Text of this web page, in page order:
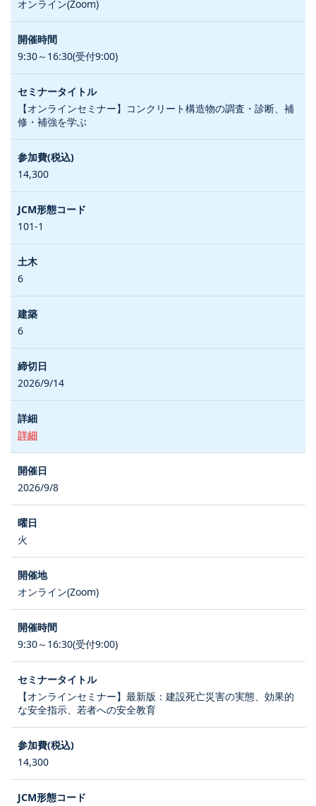
オンライン(Zoom)
9:30～16:30(受付9:00)
【オンラインセミナー】コンクリート構造物の調査・診断、補
修・補強を学ぶ
14,300
101-1
6
6
2026/9/14
詳細
2026/9/8
火
オンライン(Zoom)
9:30～16:30(受付9:00)
【オンラインセミナー】最新版：建設死亡災害の実態、効果的
な安全指示、若者への安全教育
14,300